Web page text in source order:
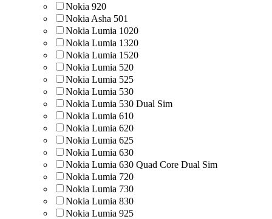
Nokia 920
Nokia Asha 501
Nokia Lumia 1020
Nokia Lumia 1320
Nokia Lumia 1520
Nokia Lumia 520
Nokia Lumia 525
Nokia Lumia 530
Nokia Lumia 530 Dual Sim
Nokia Lumia 610
Nokia Lumia 620
Nokia Lumia 625
Nokia Lumia 630
Nokia Lumia 630 Quad Core Dual Sim
Nokia Lumia 720
Nokia Lumia 730
Nokia Lumia 830
Nokia Lumia 925